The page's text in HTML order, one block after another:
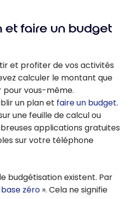
et faire un budget
et profiter de vos activités
calculer le montant que
pour vous-même.
un plan et faire un budget.
une feuille de calcul ou
applications gratuites
sur votre téléphone
budgétisation existent. Par
zéro ». Cela ne signifie